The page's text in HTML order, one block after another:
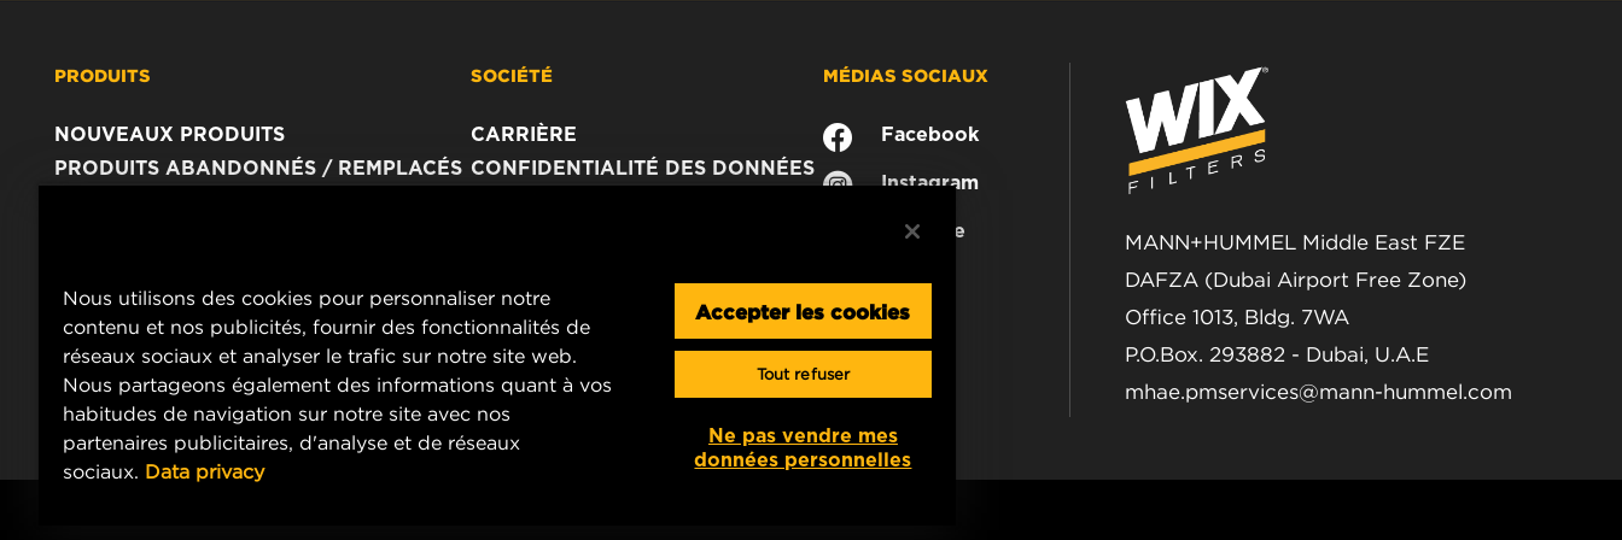
PRODUITS
NOUVEAUX PRODUITS
PRODUITS ABANDONNÉS / REMPLACÉS
SOCIÉTÉ
CARRIÈRE
CONFIDENTIALITÉ DES DONNÉES
MÉDIAS SOCIAUX
Facebook
Instagram
YouTube
MANN+HUMMEL Middle East FZE
DAFZA (Dubai Airport Free Zone)
Office 1013, Bldg. 7WA
P.O.Box. 293882 - Dubai, U.A.E
mhae.pmservices@mann-hummel.com
Nous utilisons des cookies pour personnaliser notre
contenu et nos publicités, fournir des fonctionnalités de
réseaux sociaux et analyser le trafic sur notre site web.
Nous partageons également des informations quant à vos
habitudes de navigation sur notre site avec nos
partenaires publicitaires, d'analyse et de réseaux
sociaux. Data privacy
Accepter les cookies
Tout refuser
Ne pas vendre mes
données personnelles